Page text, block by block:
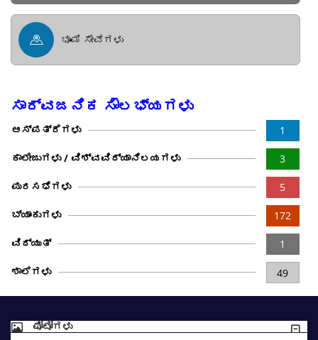
ಭೂಮಿ ಸೇವೆಗಳು
ಸಾರ್ವಜನಿಕ ಸೌಲಭ್ಯಗಳು
1
ಆಸ್ಪತ್ರೆಗಳು
3
ಕಾಲೇಜುಗಳು / ವಿಶ್ವವಿದ್ಯಾನಿಲಯಗಳು
5
ಪುರಸಭೆಗಳು
172
ಬ್ಯಾಂಕುಗಳು
1
ವಿದ್ಯುತ್
49
ಶಾಲೆಗಳು
ಫೋಟೋಗಳು